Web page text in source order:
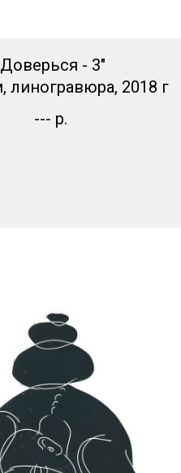
- 3"
линогравюра, 2018 г
--- р.